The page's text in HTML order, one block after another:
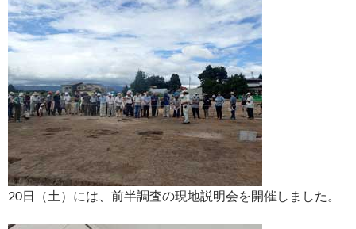
20日（土）には、前半調査の現地説明会を開催しました。